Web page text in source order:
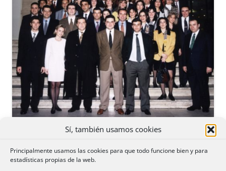
Sí, también usamos cookies
Principalmente usamos las cookies para que todo funcione bien y para
estadísticas propias de la web.
PINCHAR SOBRE LA IMAGEN PARA FOTO